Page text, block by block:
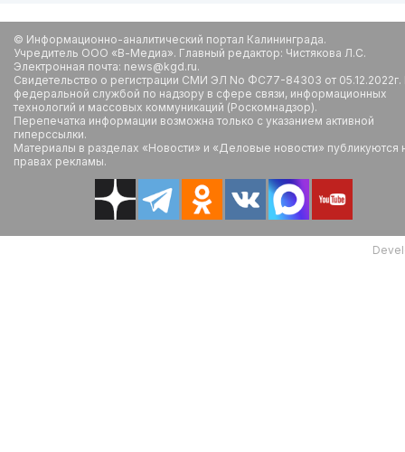
© Информационно-аналитический портал Калининграда.
Учредитель ООО «В-Медиа». Главный редактор: Чистякова Л.С.
Электронная почта: news@kgd.ru.
Свидетельство о регистрации СМИ ЭЛ No ФС77-84303 от
федеральной службой по надзору в сфере связи, информационных
технологий и массовых коммуникаций (Роскомнадзор).
Перепечатка информации возможна только с указанием активной
гиперссылки.
Материалы в разделах «Новости» и «Деловые новости» публикуются
правах рекламы.